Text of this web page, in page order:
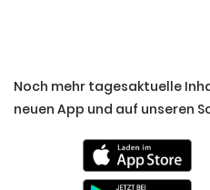
Noch mehr tagesaktuelle
neuen App und auf unseren